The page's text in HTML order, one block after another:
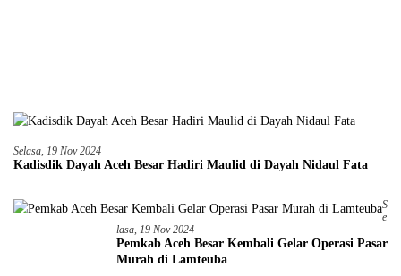
Selasa, 19 Nov 2024
Kadisdik Dayah Aceh Besar Hadiri Maulid di Dayah Nidaul Fata
S
E
Lasa, 19 Nov 2024
Pemkab Aceh Besar Kembali Gelar Operasi Pasar
Murah di Lamteuba